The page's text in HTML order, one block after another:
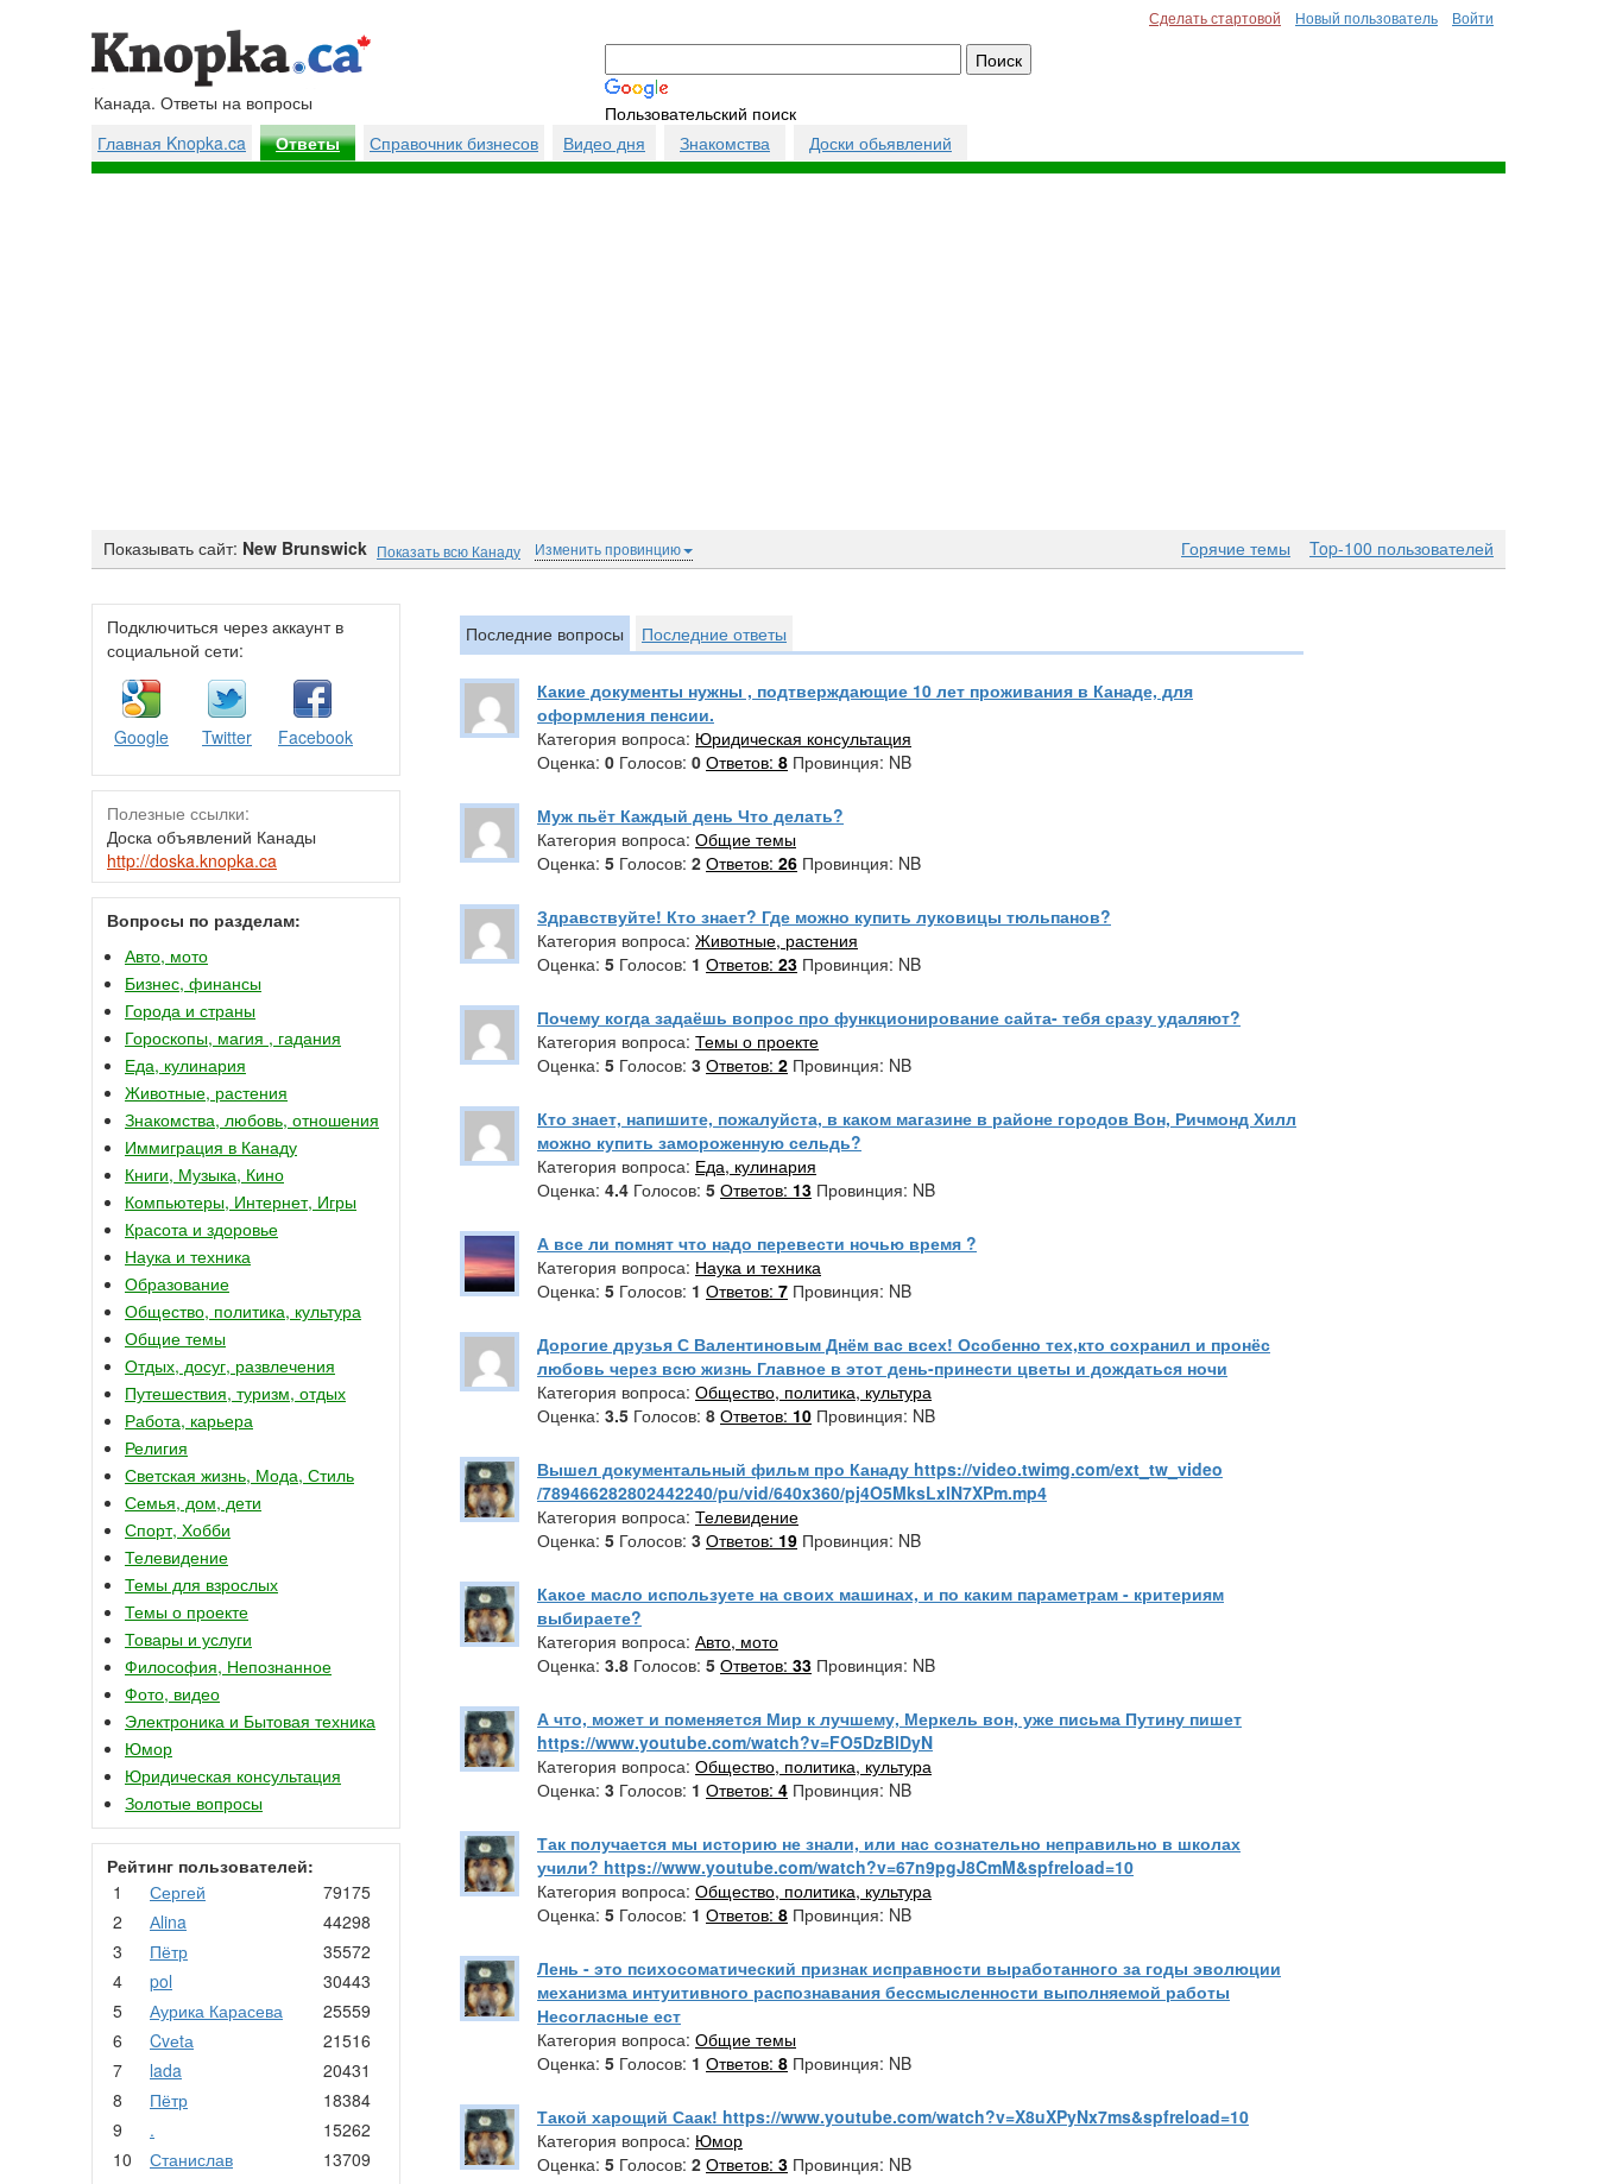
Сделать стартовой Новый пользователь Войти
Канада. Ответы на вопросы
Пользовательский поиск
Главная Knopka.ca
Ответы Справочник бизнесов Видео дня Знакомства Доски обьявлений
Показывать сайт: New Brunswick Показать всю Канаду Изменить провинцию Горячие темы Top-100 пользователей
Подключиться через аккаунт в
социальной сети:
Google Twitter Facebook
Полезные ссылки:
Доска объявлений Канады
http://doska.knopka.ca
Вопросы по разделам:
Авто, мото
Бизнес, финансы
Города и страны
Гороскопы, магия , гадания
Еда, кулинария
Животные, растения
Знакомства, любовь, отношения
Иммиграция в Канаду
Книги, Музыка, Кино
Компьютеры, Интернет, Игры
Красота и здоровье
Наука и техника
Образование
Общество, политика, культура
Общие темы
Отдых, досуг, развлечения
Путешествия, туризм, отдых
Работа, карьера
Религия
Светская жизнь, Мода, Стиль
Семья, дом, дети
Спорт, Хобби
Телевидение
Темы для взрослых
Темы о проекте
Товары и услуги
Философия, Непознанное
Фото, видео
Электроника и Бытовая техника
Юмор
Юридическая консультация
Золотые вопросы
Рейтинг пользователей:
1
Сергей
79175
2
Аlina
44298
3
Пётр
35572
4
pol
30443
5
Аурика Карасева
25559
6
Cvеtа
21516
7
lada
20431
8
Пётр
18384
9
.
15262
10
Станислав
13709
Последние вопросы Последние ответы
Какие документы нужны , подтверждающие 10 лет проживания в Канаде, для
оформления пенсии.
Категория вопроса: Юридическая консультация
Оценка: 0 Голосов: 0 Ответов: 8 Провинция: NB
Муж пьёт Каждый день Что делать?
Категория вопроса: Общие темы
Оценка: 5 Голосов: 2 Ответов: 26 Провинция: NB
Здравствуйте! Кто знает? Где можно купить луковицы тюльпанов?
Категория вопроса: Животные, растения
Оценка: 5 Голосов: 1 Ответов: 23 Провинция: NB
Почему когда задаёшь вопрос про функционирование сайта- тебя сразу удаляют?
Категория вопроса: Темы о проекте
Оценка: 5 Голосов: 3 Ответов: 2 Провинция: NB
Кто знает, напишите, пожалуйста, в каком магазине в районе городов Вон, Ричмонд Хилл
можно купить замороженную сельдь?
Категория вопроса: Еда, кулинария
Оценка: 4.4 Голосов: 5 Ответов: 13 Провинция: NB
А все ли помнят что надо перевести ночью время ?
Категория вопроса: Наука и техника
Оценка: 5 Голосов: 1 Ответов: 7 Провинция: NB
Дорогие друзья С Валентиновым Днём вас всех! Особенно тех,кто сохранил и пронёс
любовь через всю жизнь Главное в этот день-принести цветы и дождаться ночи
Категория вопроса: Общество, политика, культура
Оценка: 3.5 Голосов: 8 Ответов: 10 Провинция: NB
Вышел документальный фильм про Канаду https://video.twimg.com/ext_tw_video
/789466282802442240/pu/vid/640x360/pj4O5MksLxlN7XPm.mp4
Категория вопроса: Телевидение
Оценка: 5 Голосов: 3 Ответов: 19 Провинция: NB
Какое масло используете на своих машинах, и по каким параметрам - критериям
выбираете?
Категория вопроса: Авто, мото
Оценка: 3.8 Голосов: 5 Ответов: 33 Провинция: NB
А что, может и поменяется Мир к лучшему, Меркель вон, уже письма Путину пишет
https://www.youtube.com/watch?v=FO5DzBlDyN
Категория вопроса: Общество, политика, культура
Оценка: 3 Голосов: 1 Ответов: 4 Провинция: NB
Так получается мы историю не знали, или нас сознательно неправильно в школах
учили? https://www.youtube.com/watch?v=67n9pgJ8CmM&spfreload=10
Категория вопроса: Общество, политика, культура
Оценка: 5 Голосов: 1 Ответов: 8 Провинция: NB
Лень - это психосоматический признак исправности выработанного за годы эволюции
механизма интуитивного распознавания бессмысленности выполняемой работы
Несогласные ест
Категория вопроса: Общие темы
Оценка: 5 Голосов: 1 Ответов: 8 Провинция: NB
Такой харощий Саак! https://www.youtube.com/watch?v=X8uXPyNx7ms&spfreload=10
Категория вопроса: Юмор
Оценка: 5 Голосов: 2 Ответов: 3 Провинция: NB